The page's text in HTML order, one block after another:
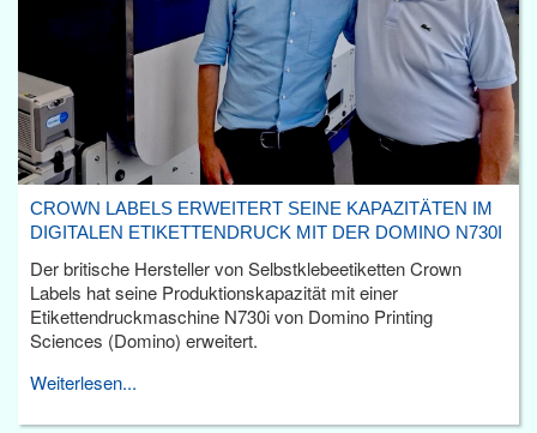
CROWN LABELS ERWEITERT SEINE KAPAZITÄTEN IM
DIGITALEN ETIKETTENDRUCK MIT DER DOMINO N730I
Der britische Hersteller von Selbstklebeetiketten Crown
Labels hat seine Produktionskapazität mit einer
Etikettendruckmaschine N730i von Domino Printing
Sciences (Domino) erweitert.
Weiterlesen...